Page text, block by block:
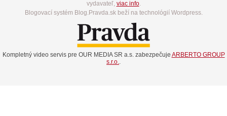
vydavateľ, viac info.
Blogovací systém Blog.Pravda.sk beží na technológií Wordpress.
Kompletný video servis pre OUR MEDIA SR a.s. zabezpečuje ARBERTO GROUP
s.r.o.